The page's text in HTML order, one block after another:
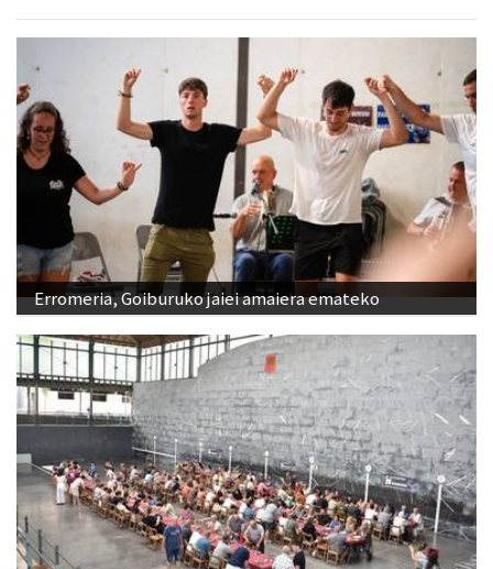
Erromeria, Goiburuko jaiei amaiera emateko